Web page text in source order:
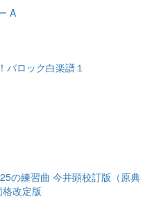
A
バロック白楽譜１
の練習曲 今井顕校訂版（原典
改定版